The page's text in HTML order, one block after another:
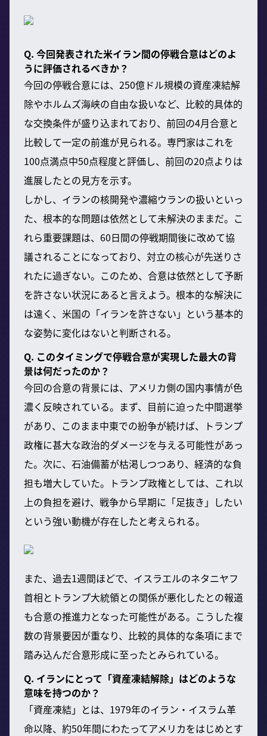
Q. 今回発表された米イラン間の停戦合意はどのよ
うに評価されるべきか？
今回の停戦合意には、250億ドル規模の資産凍結解
除やホルムズ海峡の自由な扱いなど、比較的具体的
な交換条件が盛り込まれており、前回の4月合意と
比較して一定の前進が見られる。専門家はこれを
100点満点中50点程度と評価し、前回の20点よりは
進展したとの見方を示す。
しかし、イランの核開発や濃縮ウランの扱いといっ
た、根本的な問題は依然として未解決のままだ。こ
れら重要課題は、60日間の停戦期間後に改めて協
議されることになっており、対立の核心が先送りさ
れたに過ぎない。このため、合意は依然として予断
を許さない状況にあると言えよう。根本的な解決に
は遠く、米国の「イランを許さない」という基本的
な姿勢に変化はないと判断される。
Q. このタイミングで停戦合意が実現した最大の背
景は何だったのか？
今回の合意の背景には、アメリカ側の国内事情が色
濃く反映されている。まず、目前に迫った中間選挙
があり、このまま中東での紛争が続けば、トランプ
政権に甚大な政治的ダメージを与える可能性があっ
た。次に、石油備蓄が枯渇しつつあり、経済的な負
担も増大していた。トランプ政権としては、これ以
上の負担を避け、戦争から早期に「足抜き」したい
という強い動機が存在したと考えられる。
また、過去1週間ほどで、イスラエルのネタニヤフ
首相とトランプ大統領との関係が悪化したとの報道
も合意の推進力となった可能性がある。こうした複
数の背景要因が重なり、比較的具体的な条項にまで
踏み込んだ合意形成に至ったとみられている。
Q. イランにとって「資産凍結解除」はどのような
意味を持つのか？
「資産凍結」とは、1979年のイラン・イスラム革
命以降、約50年間にわたってアメリカをはじめとす